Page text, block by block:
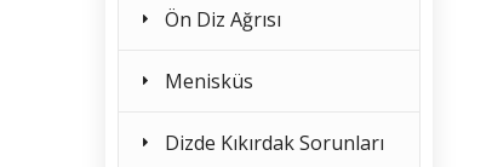
Ön Diz Ağrısı
Menisküs
Dizde Kıkırdak Sorunları